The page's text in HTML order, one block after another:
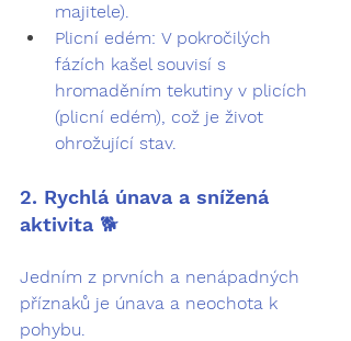
majitele).
Plicní edém: V pokročilých
fázích kašel souvisí s
hromaděním tekutiny v plicích
(plicní edém), což je život
ohrožující stav.
2. Rychlá únava a snížená
aktivita 🐕‍
Jedním z prvních a nenápadných
příznaků je únava a neochota k
pohybu.